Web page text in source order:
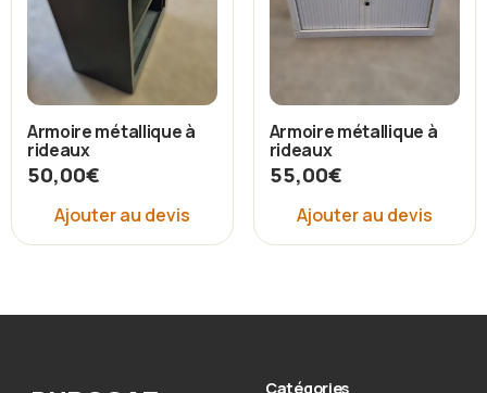
Armoire métallique à
rideaux
50,00€
Ajouter au devis
Armoire métallique à
rideaux
55,00€
Ajouter au devis
Catégories